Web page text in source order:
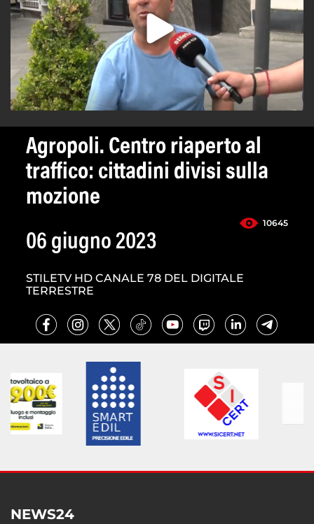
Agropoli. Centro riaperto al
traffico: cittadini divisi sulla
mozione
10645
06 giugno 2023
STILETV HD CANALE 78 DEL DIGITALE
TERRESTRE
NEWS24